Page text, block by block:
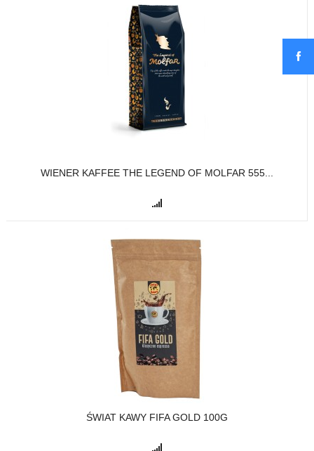
WIENER KAFFEE THE LEGEND OF MOLFAR 555...
ŚWIAT KAWY FIFA GOLD 100G